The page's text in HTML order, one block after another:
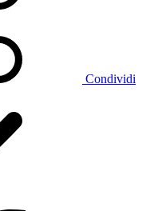
Condividi